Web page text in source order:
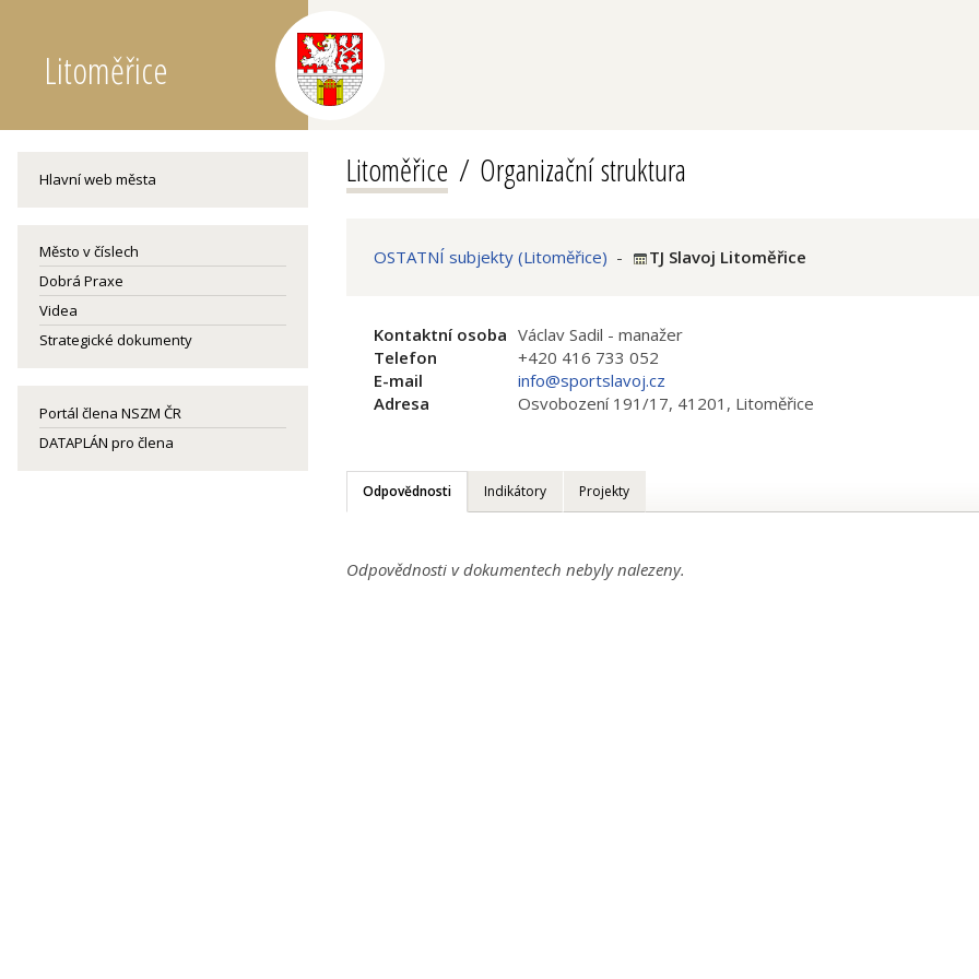
Litoměřice
Hlavní web města
Město v číslech
Dobrá Praxe
Videa
Strategické dokumenty
Portál člena NSZM ČR
DATAPLÁN pro člena
Litoměřice Organizační struktura
OSTATNÍ subjekty (Litoměřice) - TJ Slavoj Litoměřice
Kontaktní osoba Václav Sadil - manažer
Telefon
+420 416 733 052
E-mail
info@sportslavoj.cz
Adresa
Osvobození 191/17, 41201, Litoměřice
Odpovědnosti Indikátory Projekty
Odpovědnosti v dokumentech nebyly nalezeny.